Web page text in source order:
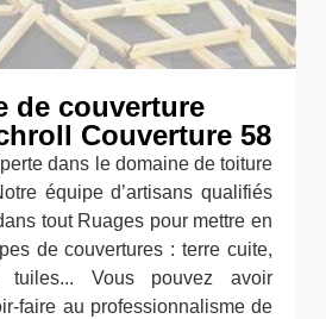
de couverture
Couverture 58
dans le domaine de toiture
équipe d’artisans qualifiés
tout Ruages pour mettre en
de couvertures : terre cuite,
Vous pouvez avoir
faire au professionnalisme de